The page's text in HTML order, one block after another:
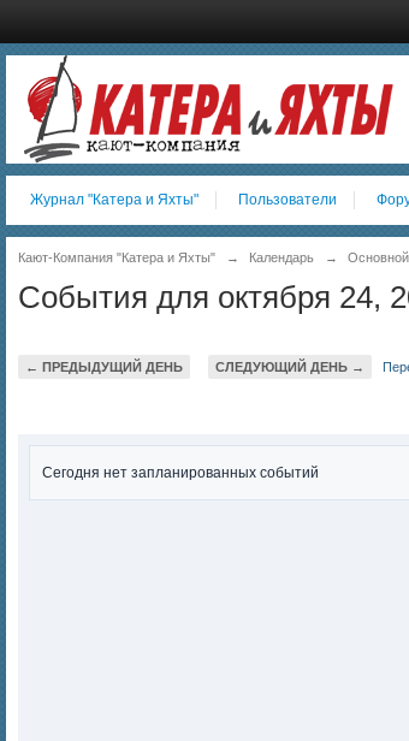
Журнал "Катера и Яхты" Пользователи
Кают-Компания "Катера и Яхты" → Календарь →
События для октября 24,
← ПРЕДЫДУЩИЙ ДЕНЬ СЛЕДУЮЩИЙ ДЕНЬ →
Сегодня нет запланированных событий